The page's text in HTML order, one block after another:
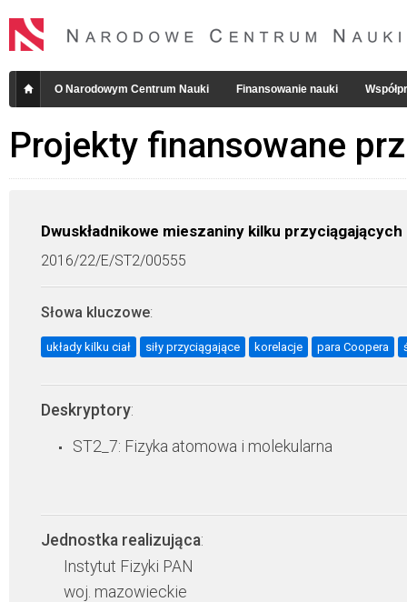
O Narodowym Centrum Nauki Finansowanie nauki
Projekty finansowane
Dwuskładnikowe mieszaniny kilku
2016/22/E/ST2/00555
Słowa kluczowe:
układy kilku ciał siły przyciągające korelacje para Coopera
Deskryptory:
ST2_7: Fizyka atomowa i molekularna
Jednostka realizująca:
Instytut Fizyki PAN
woj. mazowieckie